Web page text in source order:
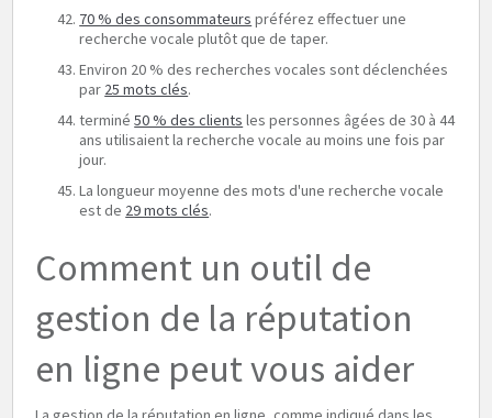
70 % des consommateurs préférez effectuer une
recherche vocale plutôt que de taper.
Environ 20 % des recherches vocales sont déclenchées
par 25 mots clés.
terminé50 % des clients les personnes âgées de 30 à 44
ans utilisaient la recherche vocale au moins une fois par
jour.
La longueur moyenne des mots d'une recherche vocale
est de 29 mots clés.
Comment un outil de
gestion de la réputation
en ligne peut vous aider